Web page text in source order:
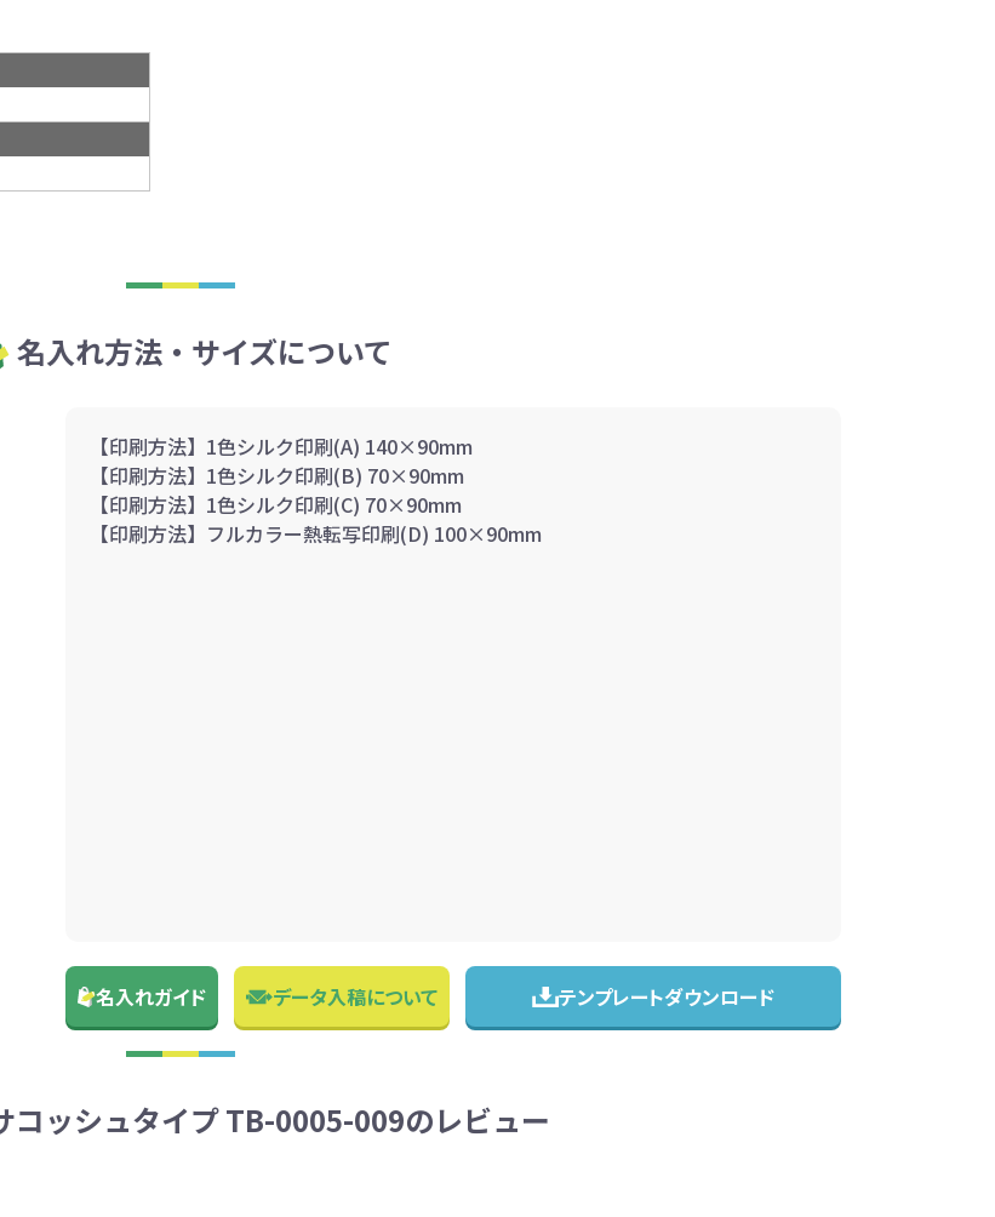
名入れ方法・サイズについて
【印刷方法】1色シルク印刷(A) 140×90mm
【印刷方法】1色シルク印刷(B) 70×90mm
【印刷方法】1色シルク印刷(C) 70×90mm
【印刷方法】フルカラー熱転写印刷(D) 100×90mm
名入れガイド データ入稿について テンプレートダウンロード
コッシュタイプ TB-0005-009のレビュー